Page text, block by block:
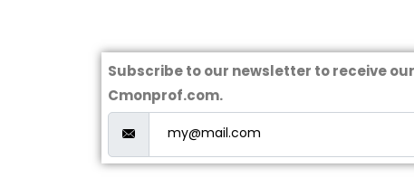
Subscribe to our newsletter to receive
Cmonprof.com.